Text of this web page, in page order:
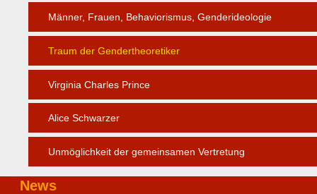
Männer, Frauen, Behaviorismus, Genderideologie
Traum der Gendertheoretiker
Virginia Charles Prince
Alice Schwarzer
Unmöglichkeit der gemeinsamen Vertretung
News